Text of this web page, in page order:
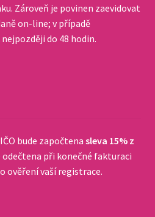
Zároveň je povinen zaevidovat
on-line; v případě
do 48 hodin.
bude započtena sleva 15% z
odečtena při konečné fakturaci
ověření vaší registrace.